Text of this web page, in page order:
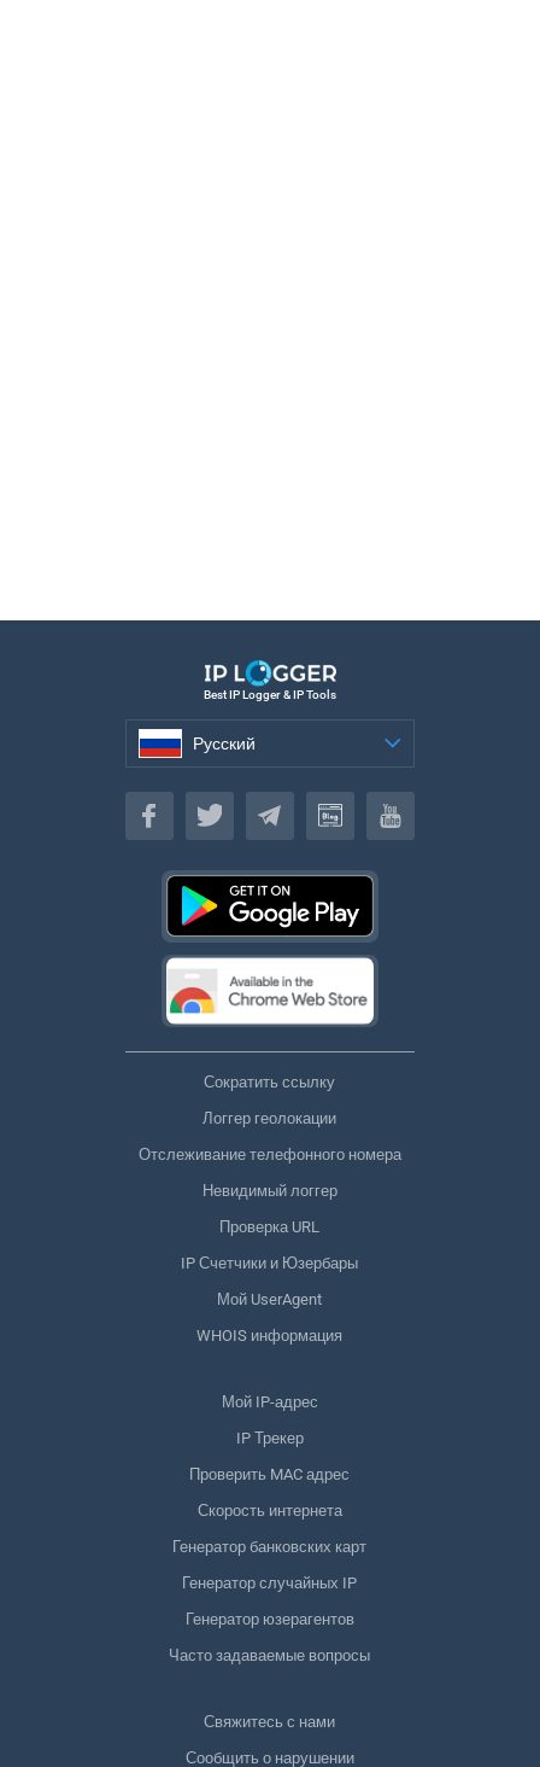
Best IP Logger & IP Tools
Русский
Русский
Сократить ссылку
Логгер геолокации
Отслеживание телефонного номера
Невидимый логгер
Проверка URL
IP Счетчики и Юзербары
Мой UserAgent
WHOIS информация
Мой IP-адрес
IP Трекер
Проверить MAC адрес
Скорость интернета
Генератор банковских карт
Генератор случайных IP
Генератор юзерагентов
Часто задаваемые вопросы
Свяжитесь с нами
Сообщить о нарушении